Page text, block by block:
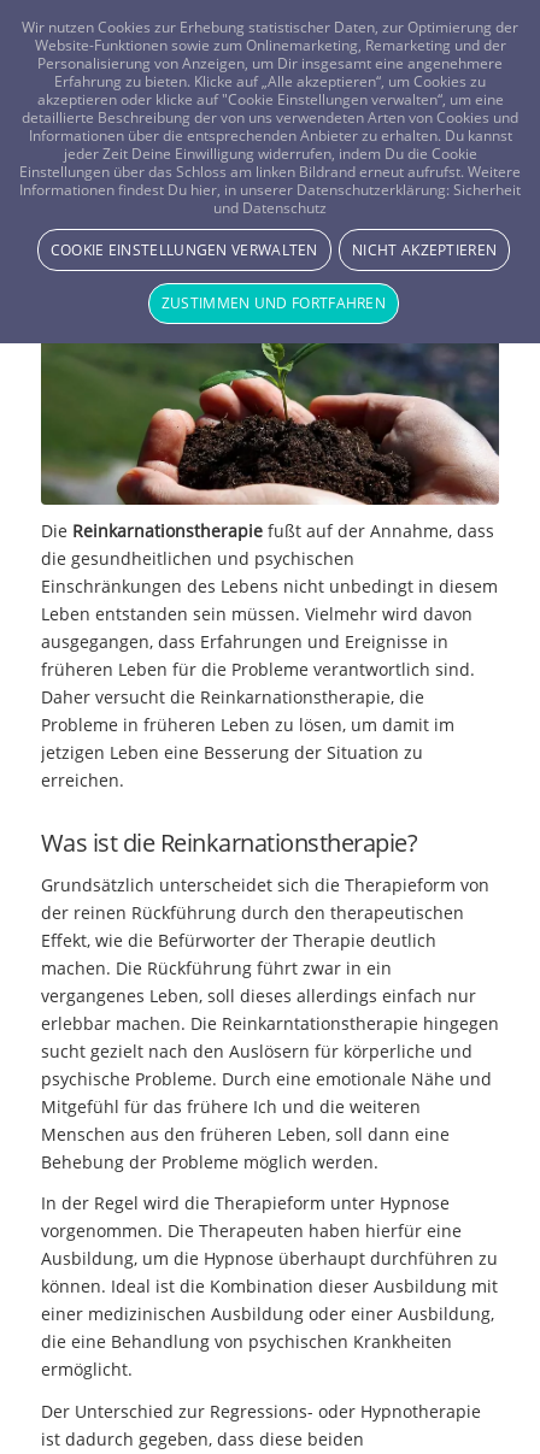
FRAGEN? KOSTENLOS ANRUFEN: 0800-8478266
Reinkarnationstherapie – Eine
ungewöhnlichen Methode
MAGIE & METHODEN
Die Reinkarnationstherapiefußt auf der Annahme, dass
die gesundheitlichen und psychischen
Einschränkungen des Lebens nicht unbedingt in diesem
Leben entstanden sein müssen. Vielmehr wird davon
ausgegangen, dass Erfahrungen und Ereignisse in
früheren Leben für die Probleme verantwortlich sind.
Daher versucht die Reinkarnationstherapie, die
Probleme in früheren Leben zu lösen, um damit im
jetzigen Leben eine Besserung der Situation zu
erreichen.
Was ist die Reinkarnationstherapie?
Grundsätzlich unterscheidet sich die Therapieform von
der reinen Rückführung durch den therapeutischen
Effekt, wie die Befürworter der Therapie deutlich
machen. Die Rückführung führt zwar in ein
vergangenes Leben, soll dieses allerdings einfach nur
erlebbar machen. Die Reinkarntationstherapie hingegen
sucht gezielt nach den Auslösern für körperliche und
psychische Probleme. Durch eine emotionale Nähe und
Mitgefühl für das frühere Ich und die weiteren
Menschen aus den früheren Leben, soll dann eine
Behebung der Probleme möglich werden.
In der Regel wird die Therapieform unter Hypnose
vorgenommen. Die Therapeuten haben hierfür eine
Ausbildung, um die Hypnose überhaupt durchführen zu
können. Ideal ist die Kombination dieser Ausbildung mit
einer medizinischen Ausbildung oder einer Ausbildung,
die eine Behandlung von psychischen Krankheiten
ermöglicht.
Der Unterschied zur Regressions- oder Hypnotherapie
ist dadurch gegeben, dass diese beiden
Wir nutzen Cookies zur Erhebung statistischer Daten, zur Optimierung der
Website-Funktionen sowie zum Onlinemarketing, Remarketing und der
Personalisierung von Anzeigen, um Dir insgesamt eine angenehmere
Erfahrung zu bieten. Klicke auf „Alle akzeptieren“, um Cookies zu
akzeptieren oder klicke auf "Cookie Einstellungen verwalten“, um eine
detaillierte Beschreibung der von uns verwendeten Arten von Cookies und
Informationen über die entsprechenden Anbieter zu erhalten. Du kannst
jeder Zeit Deine Einwilligung widerrufen, indem Du die Cookie
Einstellungen über das Schloss am linken Bildrand erneut aufrufst. Weitere
Informationen findest Du hier, in unserer Datenschutzerklärung: Sicherheit
und Datenschutz
COOKIE EINSTELLUNGEN VERWALTEN NICHT AKZEPTIEREN
ZUSTIMMEN UND FORTFAHREN